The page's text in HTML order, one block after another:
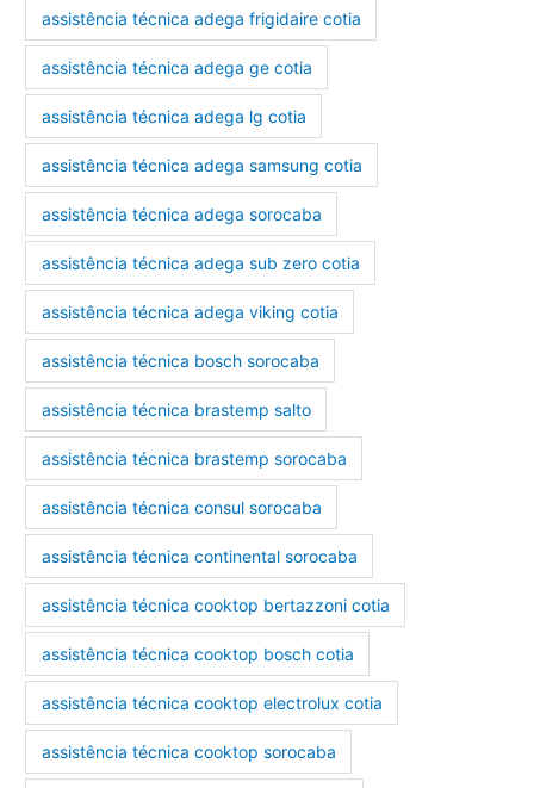
assistência técnica adega frigidaire cotia
assistência técnica adega ge cotia
assistência técnica adega lg cotia
assistência técnica adega samsung cotia
assistência técnica adega sorocaba
assistência técnica adega sub zero cotia
assistência técnica adega viking cotia
assistência técnica bosch sorocaba
assistência técnica brastemp salto
assistência técnica brastemp sorocaba
assistência técnica consul sorocaba
assistência técnica continental sorocaba
assistência técnica cooktop bertazzoni cotia
assistência técnica cooktop bosch cotia
assistência técnica cooktop electrolux cotia
assistência técnica cooktop sorocaba